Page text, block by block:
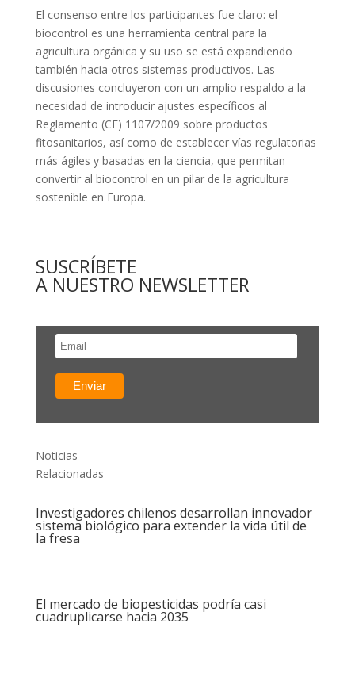
El consenso entre los participantes fue claro: el
biocontrol es una herramienta central para la
agricultura orgánica y su uso se está expandiendo
también hacia otros sistemas productivos. Las
discusiones concluyeron con un amplio respaldo a la
necesidad de introducir ajustes específicos al
Reglamento (CE) 1107/2009 sobre productos
fitosanitarios, así como de establecer vías regulatorias
más ágiles y basadas en la ciencia, que permitan
convertir al biocontrol en un pilar de la agricultura
sostenible en Europa.
SUSCRÍBETE
A NUESTRO NEWSLETTER
Noticias
Relacionadas
Investigadores chilenos desarrollan innovador
sistema biológico para extender la vida útil de
la fresa
El mercado de biopesticidas podría casi
cuadruplicarse hacia 2035